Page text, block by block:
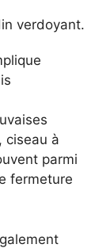
ciseau à
parmi
fermeture